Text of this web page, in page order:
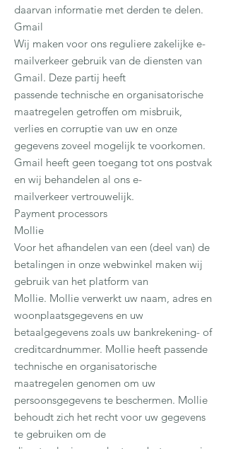
daarvan informatie met derden te delen.
Gmail
Wij maken voor ons reguliere zakelijke e-
mailverkeer gebruik van de diensten van
Gmail. Deze partij heeft
passende technische en organisatorische
maatregelen getroffen om misbruik,
verlies en corruptie van uw en onze
gegevens zoveel mogelijk te voorkomen.
Gmail heeft geen toegang tot ons postvak
en wij behandelen al ons e-
mailverkeer vertrouwelijk.
Payment processors
Mollie
Voor het afhandelen van een (deel van) de
betalingen in onze webwinkel maken wij
gebruik van het platform van
Mollie. Mollie verwerkt uw naam, adres en
woonplaatsgegevens en uw
betaalgegevens zoals uw bankrekening- of
creditcardnummer. Mollie heeft passende
technische en organisatorische
maatregelen genomen om uw
persoonsgegevens te beschermen. Mollie
behoudt zich het recht voor uw gegevens
te gebruiken om de